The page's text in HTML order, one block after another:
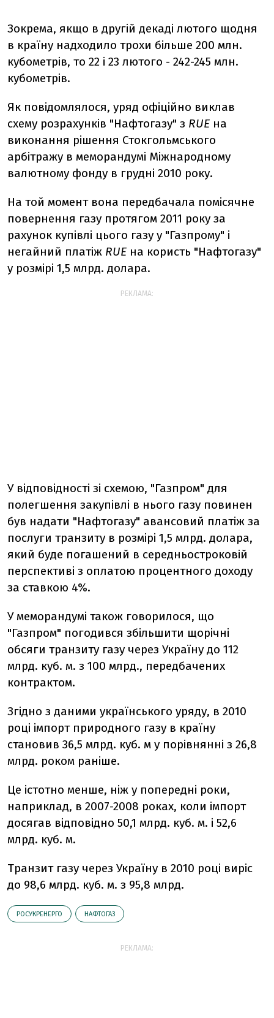
Зокрема, якщо в другій декаді лютого щодня
в країну надходило трохи більше 200 млн.
кубометрів, то 22 і 23 лютого - 242-245 млн.
кубометрів.
Як повідомлялося, уряд офіційно виклав
схему розрахунків "Нафтогазу" з RUE на
виконання рішення Стокгольмського
арбітражу в меморандумі Міжнародному
валютному фонду в грудні 2010 року.
На той момент вона передбачала помісячне
повернення газу протягом 2011 року за
рахунок купівлі цього газу у "Газпрому" і
негайний платіж RUE на користь "Нафтогазу"
у розмірі 1,5 млрд. долара.
РЕКЛАМА:
У відповідності зі схемою, "Газпром" для
полегшення закупівлі в нього газу повинен
був надати "Нафтогазу" авансовий платіж за
послуги транзиту в розмірі 1,5 млрд. долара,
який буде погашений в середньостроковій
перспективі з оплатою процентного доходу
за ставкою 4%.
У меморандумі також говорилося, що
"Газпром" погодився збільшити щорічні
обсяги транзиту газу через Україну до 112
млрд. куб. м. з 100 млрд., передбачених
контрактом.
Згідно з даними українського уряду, в 2010
році імпорт природного газу в країну
становив 36,5 млрд. куб. м у порівнянні з 26,8
млрд. роком раніше.
Це істотно менше, ніж у попередні роки,
наприклад, в 2007-2008 роках, коли імпорт
досягав відповідно 50,1 млрд. куб. м. і 52,6
млрд. куб. м.
Транзит газу через Україну в 2010 році виріс
до 98,6 млрд. куб. м. з 95,8 млрд.
РОСУКРЕНЕРГО НАФТОГАЗ
РЕКЛАМА: